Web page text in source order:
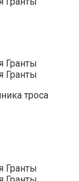
троса